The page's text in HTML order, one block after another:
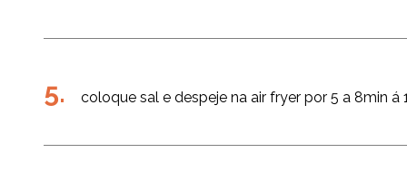
coloque sal e despeje na air fryer por 5 a 8min á